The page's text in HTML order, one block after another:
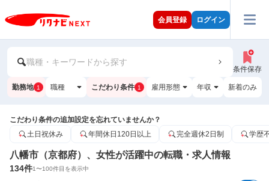
会員登録 ログイン
職種・キーワードから探す
条件保存
勤務地 1 職種 こだわり条件 1 雇用形態 年収 新着のみ
こだわり条件の追加設定を忘れていませんか？
土日祝休み
年間休日120日以上 完全週休2日制 学歴
八幡市（京都府）、女性が活躍中の転職・求人情報
134件1〜100件目を表示中